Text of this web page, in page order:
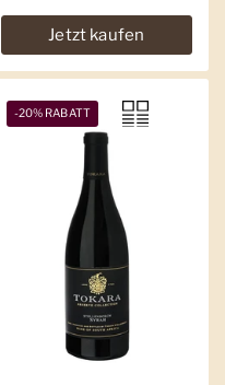
Jetzt kaufen
-20% RABATT